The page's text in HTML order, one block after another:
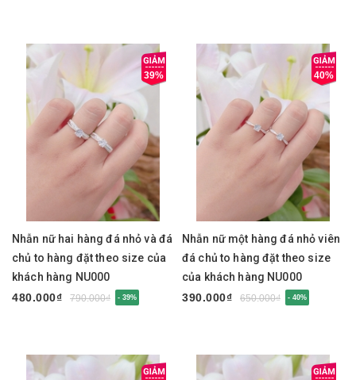
39%
Nhẫn nữ hai hàng đá nhỏ và đá
chủ to hàng đặt theo size của
khách hàng NU000
480.000₫
790.000₫ - 39%
40%
Nhẫn nữ một hàng đá nhỏ viên
đá chủ to hàng đặt theo size
của khách hàng NU000
390.000₫
650.000₫ - 40%